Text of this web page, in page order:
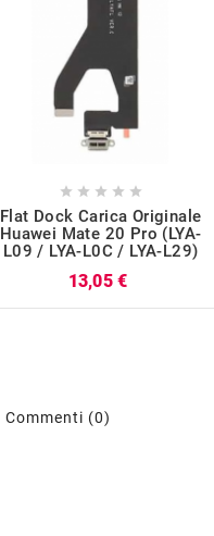
    
Flat Dock Carica Originale
Huawei Mate 20 Pro (LYA-
L09 / LYA-L0C / LYA-L29)
13,05 €
Commenti (0)